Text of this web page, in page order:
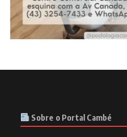
Sobre o Portal Cambé